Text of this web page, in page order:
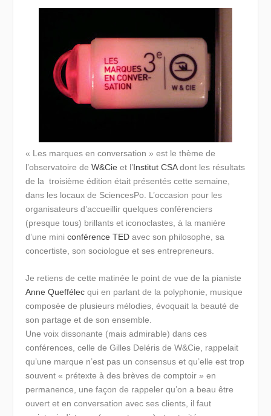
« Les marques en conversation » est le thème de
l’observatoire deW&Cie et l’Institut CSAdont les résultats
de la troisième édition était présentés cette semaine,
dans les locaux de SciencesPo. L’occasion pour les
organisateurs d’accueillir quelques conférenciers
(presque tous) brillants et iconoclastes, à la manière
d’une miniconférence TED avec son philosophe, sa
concertiste, son sociologue et ses entrepreneurs.
Je retiens de cette matinée le point de vue de la pianiste
Anne Queffélec qui en parlant de la polyphonie, musique
composée de plusieurs mélodies, évoquait la beauté de
son partage et de son ensemble.
Une voix dissonante (mais admirable) dans ces
conférences, celle de Gilles Deléris de W&Cie, rappelait
qu’une marque n’est pas un consensus et qu’elle est trop
souvent « prétexte à des brèves de comptoir » en
permanence, une façon de rappeler qu’on a beau être
ouvert et en conversation avec ses clients, il faut